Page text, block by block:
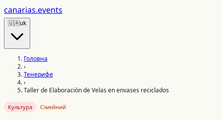
canarias.events
🇺🇦uk
Головна
›
Тенерифе
›
Taller de Elaboración de Velas en envases reciclados
Культура Сімейний